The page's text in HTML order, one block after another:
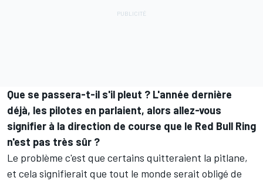
Que se passera-t-il s'il pleut ? L'année dernière
déjà, les pilotes en parlaient, alors allez-vous
signifier à la direction de course que le Red Bull Ring
n'est pas très sûr ?
Le problème c'est que certains quitteraient la pitlane,
et cela signifierait que tout le monde serait obligé de